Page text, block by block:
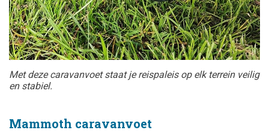
Met deze caravanvoet staat je reispaleis op elk terrein veilig
en stabiel.
Mammoth caravanvoet